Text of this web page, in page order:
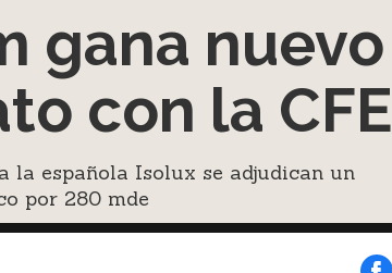
gana nuevo
con la CFE
la española Isolux se adjudican un
por 280 mde